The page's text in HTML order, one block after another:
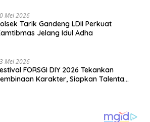
Mei 2026
Tarik Gandeng LDII Perkuat
Jelang Idul Adha
Mei 2026
FORSGI DIY 2026 Tekankan
Karakter, Siapkan Talenta